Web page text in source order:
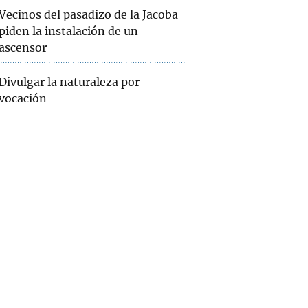
del pasadizo de la Jacoba
la instalación de un
la naturaleza por